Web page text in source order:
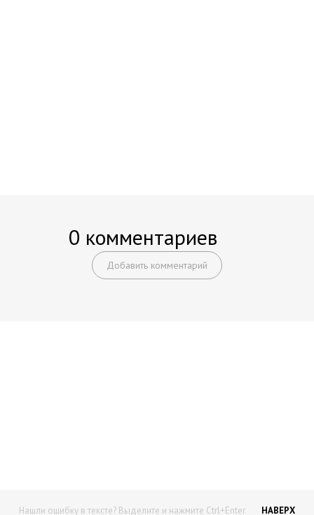
0 комментариев
Добавить комментарий
Нашли ошибку в тексте? Выделите и нажмите Ctrl+Enter НАВЕРХ